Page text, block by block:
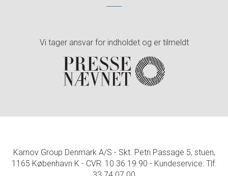
Vi tager ansvar for indholdet og er tilmeldt
Karnov Group Denmark A/S - Skt. Petri Passage 5, stuen,
1165 København K - CVR: 10 36 19 90 - Kundeservice: Tlf: